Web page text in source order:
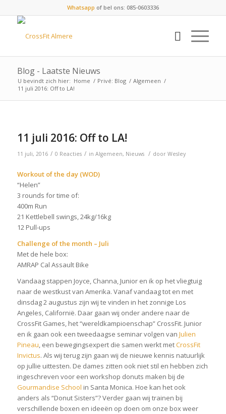
Whatsapp of bel ons: 085-0603336
Blog - Laatste Nieuws
U bevindt zich hier: Home / Privé: Blog / Algemeen /
11 juli 2016: Off to LA!
11 juli 2016: Off to LA!
11 juli, 2016 / 0 Reacties / in Algemeen, Nieuws / door Wesley
Workout of the day (WOD)
“Helen”
3 rounds for time of:
400m Run
21 Kettlebell swings, 24kg/16kg
12 Pull-ups
Challenge of the month – Juli
Met de hele box:
AMRAP Cal Assault Bike
Vandaag stappen Joyce, Channa, Junior en ik op het vliegtuig
naar de westkust van Amerika. Vanaf vandaag tot en met
dinsdag 2 augustus zijn wij te vinden in het zonnige Los
Angeles, Californië. Daar gaan wij onder andere naar de
CrossFit Games, het “wereldkampioenschap” CrossFit. Junior
en ik gaan ook een tweedaagse seminar volgen van Julien
Pineau, een bewegingsexpert die samen werkt metCrossFit
Invictus. Als wij terug zijn gaan wij de nieuwe kennis natuurlijk
op jullie uittesten. De dames zitten ook niet stil en hebben zich
ingeschreven voor een workshop donuts maken bij de
Gourmandise School in Santa Monica. Hoe kan het ook
anders als “Donut Sisters”? Verder gaan wij trainen bij
verschillende boxen en ideeën op doen om onze box weer